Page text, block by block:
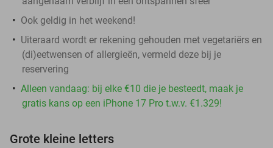
Ook geldig in het weekend!
Uiteraard wordt er rekening gehouden met vegetariërs en
(di)eetwensen of allergieën, vermeld deze bij je
reservering
Alleen vandaag: bij elke €10 die je besteedt, maak je
gratis kans op een iPhone 17 Pro t.w.v. €1.329!
Grote kleine letters